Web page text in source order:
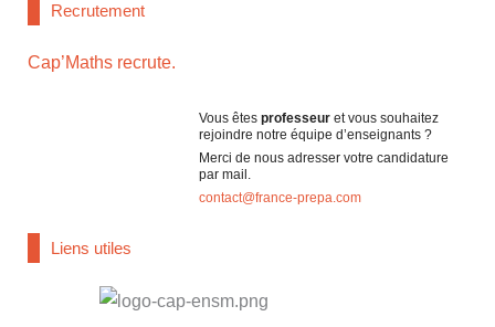
Recrutement
Cap’Maths recrute.
Vous êtesprofesseur et vous souhaitez
rejoindre notre équipe d’enseignants ?
Merci de nous adresser votre candidature
par mail.
contact@france-prepa.com
Liens utiles